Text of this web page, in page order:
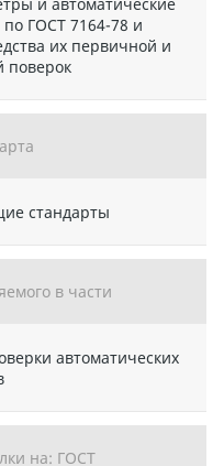
и автоматические
ГОСТ 7164-78 и
их первичной и
поверок
стандарты
в части
автоматических
на: ГОСТ